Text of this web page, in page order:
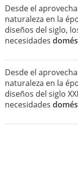
Desde el
naturaleza en la
diseños del siglo,
necesidades
Desde el
naturaleza en la
diseños del siglo
necesidades